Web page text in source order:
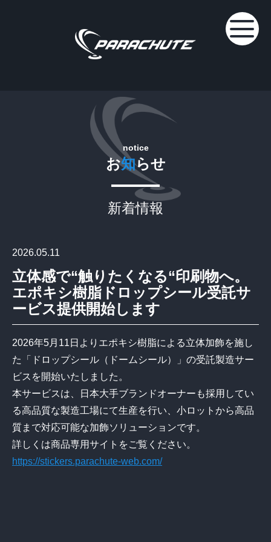
notice
お知らせ
新着情報
2026.05.11
立体感で“触りたくなる“印刷物へ。
エポキシ樹脂ドロップシール受託サ
ービス提供開始します
2026年5月11日よりエポキシ樹脂による立体加飾を施し
た「ドロップシール（ドームシール）」の受託製造サー
ビスを開始いたしました。
本サービスは、日本大手ブランドオーナーも採用してい
る高品質な製造工場にて生産を行い、小ロットから高品
質まで対応可能な加飾ソリューションです。
詳しくは商品専用サイトをご覧ください。
https://stickers.parachute-web.com/